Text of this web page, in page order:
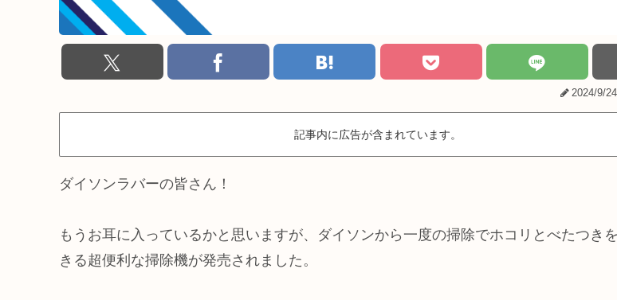
2024/9/24
記事内に広告が含まれています。
ダイソンラバーの皆さん！
もうお耳に入っているかと思いますが、ダイソンから一度の掃除でホコリとべたつき
きる超便利な掃除機が発売されました。